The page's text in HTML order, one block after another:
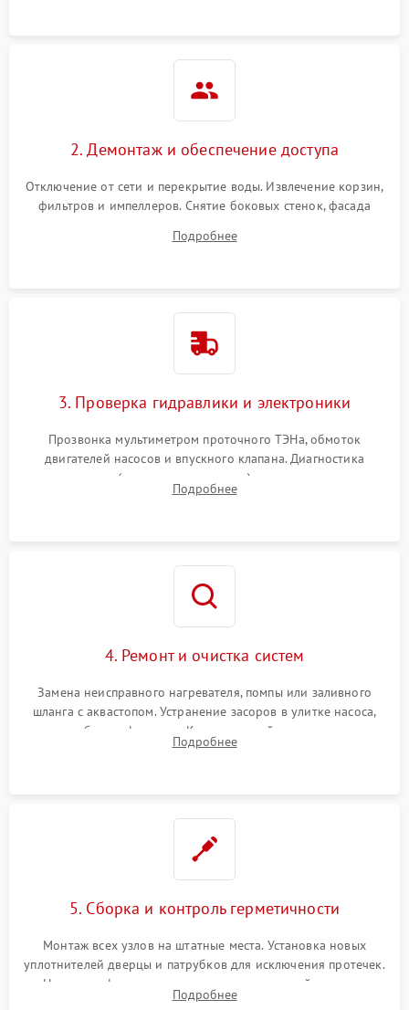
2. Демонтаж и обеспечение доступа
Отключение от сети и перекрытие воды. Извлечение корзин,
фильтров и импеллеров. Снятие боковых стенок, фасада
циркуляционному насосу, ТЭНу и сливной помпе.
Подробнее
3. Проверка гидравлики и электроники
Прозвонка мультиметром проточного ТЭНа, обмоток
двигателей насосов и впускного клапана. Диагностика
прессостата (датчика уровня воды), датчика мутности,
концевика дверцы и электронного модуля управления.
Подробнее
4. Ремонт и очистка систем
Замена неисправного нагревателя, помпы или заливного
шланга с аквастопом. Устранение засоров в улитке насоса,
патрубках и фильтрах. Компонентный ремонт платы
управления, восстановление поврежденной проводки.
Подробнее
5. Сборка и контроль герметичности
Монтаж всех узлов на штатные места. Установка новых
уплотнителей дверцы и патрубков для исключения протечек.
Надежная фиксация хомутов гидравлической системы,
сборка корпуса и установка датчика поплавка.
Подробнее